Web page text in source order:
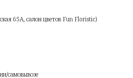
65А, салон цветов Fun Floristic)
самовывозе